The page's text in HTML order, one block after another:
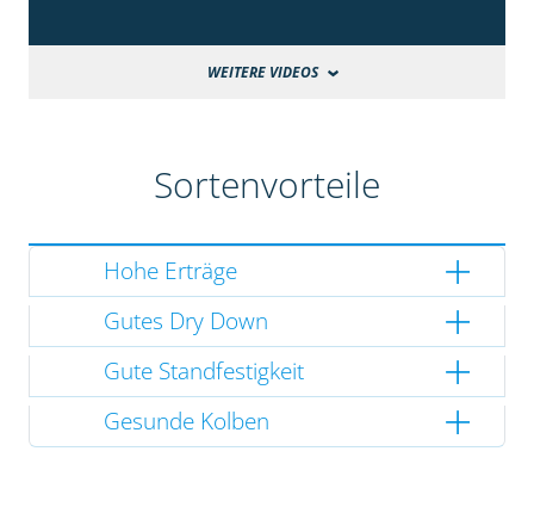
WEITERE VIDEOS
Sortenvorteile
Hohe Erträge
Gutes Dry Down
Gute Standfestigkeit
Gesunde Kolben